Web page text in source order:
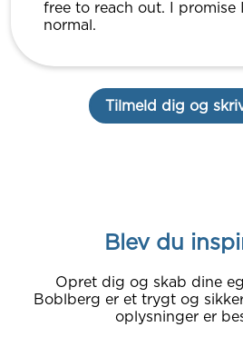
free to reach out. I promise
normal.
Tilmeld dig og
Blev du
Opret dig og skab dine
Boblberg er et trygt og
oplysninger er